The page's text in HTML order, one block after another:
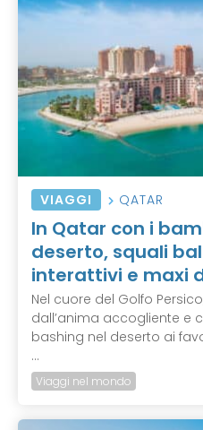
VIAGGI QATAR
In Qatar con i
deserto, squali
interattivi e maxi
Nel cuore del Golfo
dall’anima accogliente e
bashing nel deserto ai
...
Viaggi nel mondo